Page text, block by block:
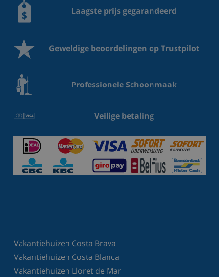
Laagste prijs gegarandeerd
Geweldige beoordelingen op Trustpilot
Professionele Schoonmaak
Veilige betaling
Vakantiehuizen Costa Brava
Vakantiehuizen Costa Blanca
Vakantiehuizen Lloret de Mar